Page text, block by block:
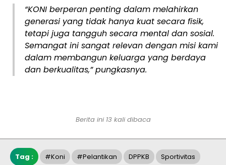
“KONI berperan penting dalam melahirkan
generasi yang tidak hanya kuat secara fisik,
tetapi juga tangguh secara mental dan sosial.
Semangat ini sangat relevan dengan misi kami
dalam membangun keluarga yang berdaya
dan berkualitas,” pungkasnya.
Berita ini 13 kali dibaca
Tag : #koni #Pelantikan DPPKB Sportivitas